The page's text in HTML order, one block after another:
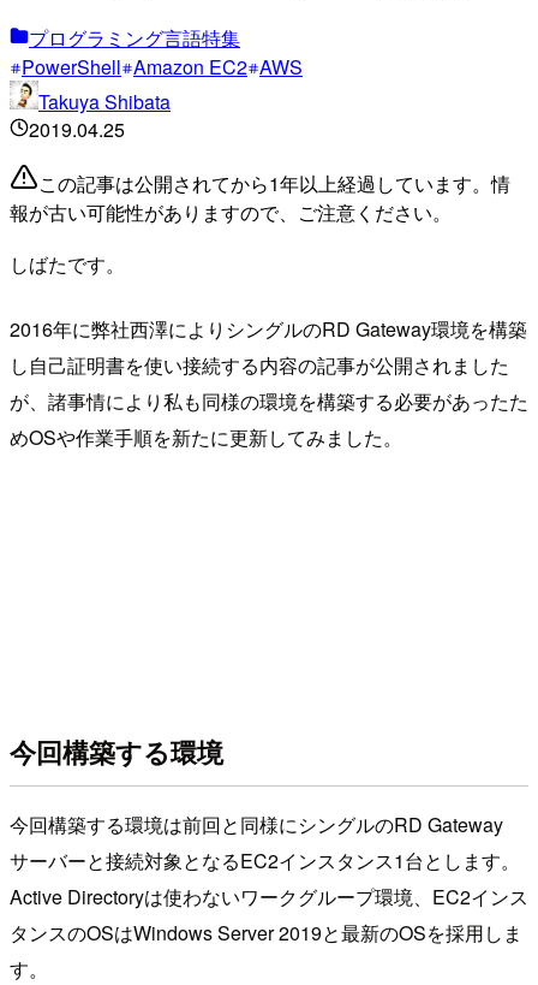
プログラミング言語特集
PowerShell Amazon EC2 AWS
Takuya Shibata
2019.04.25
この記事は公開されてから1年以上経過しています。情
報が古い可能性がありますので、ご注意ください。
しばたです。
2016年に弊社西澤によりシングルのRD Gateway環境を構築
し自己証明書を使い接続する内容の記事が公開されました
が、諸事情により私も同様の環境を構築する必要があったた
めOSや作業手順を新たに更新してみました。
今回構築する環境
今回構築する環境は前回と同様にシングルのRD Gateway
サーバーと接続対象となるEC2インスタンス1台とします。
Active Directoryは使わないワークグループ環境、EC2インス
タンスのOSはWindows Server 2019と最新のOSを採用しま
す。